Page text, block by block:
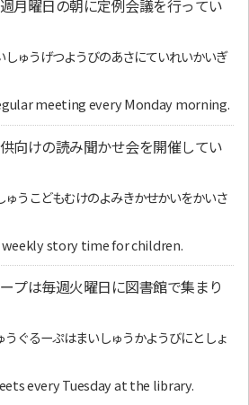
月曜日の朝に定例会議を行ってい
しゅうげつようびのあさにていれいかいぎ
meeting every Monday morning.
向けの読み聞かせ会を開催してい
ゅうこどもむけのよみきかせかいをかいさ
story time for children.
プは毎週火曜日に図書館で集まり
ぐるーぷはまいしゅうかようびにとしょ
every Tuesday at the library.